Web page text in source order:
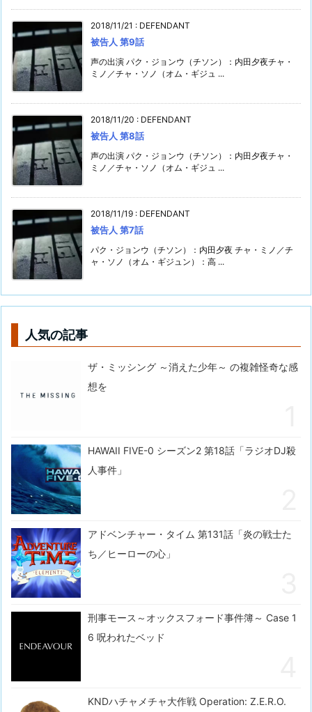
2018/11/21 : DEFENDANT
被告人 第9話
声の出演 パク・ジョンウ（チソン）：内田夕夜チャ・
ミノ／チャ・ソノ（オム・ギジュ ...
2018/11/20 : DEFENDANT
被告人 第8話
声の出演 パク・ジョンウ（チソン）：内田夕夜チャ・
ミノ／チャ・ソノ（オム・ギジュ ...
2018/11/19 : DEFENDANT
被告人 第7話
パク・ジョンウ（チソン）：内田夕夜 チャ・ミノ／チ
ャ・ソノ（オム・ギジュン）：高 ...
人気の記事
ザ・ミッシング ～消えた少年～ の複雑怪奇な感
想を
HAWAII FIVE-0 シーズン2 第18話「ラジオDJ殺
人事件」
アドベンチャー・タイム 第131話「炎の戦士た
ち／ヒーローの心」
刑事モース～オックスフォード事件簿～ Case 1
6 呪われたベッド
KNDハチャメチャ大作戦 Operation: Z.E.R.O.